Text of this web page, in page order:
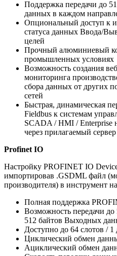
Поддержка передачи до
данных в каждом
Опциональный доступ к
статуса данных Ввода/
целей
Прочный алюминиевый
промышленных условиях
Возможность создания
мониторинга
сбора данных от других
сетей
Быстрая, динамическая
Fieldbus к системам
SCADA / HMI / Enterprise
через прилагаемый
Profinet IO
Настройку PROFINET IO
импортировав .GSDML файл
производителя) в инструмент
Полная поддержка
Возможность передачи
512 байтов Выходных
Доступно до 64 слотов /
Циклический обмен
Ациклический обмен